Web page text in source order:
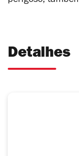
Detalhes